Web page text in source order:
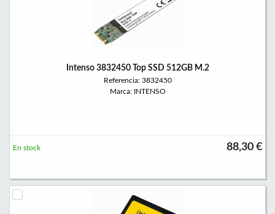
Intenso 3832450 Top SSD 512GB M.2
Referencia: 3832450
Marca: INTENSO
88,30 €
En stock